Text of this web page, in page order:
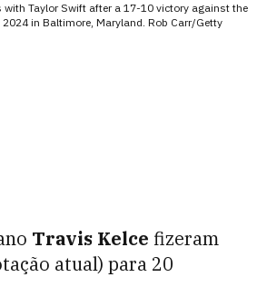
with Taylor Swift after a 17-10 victory against the
in Baltimore, Maryland. Rob Carr/Getty
Travis Kelce fizeram
atual) para 20